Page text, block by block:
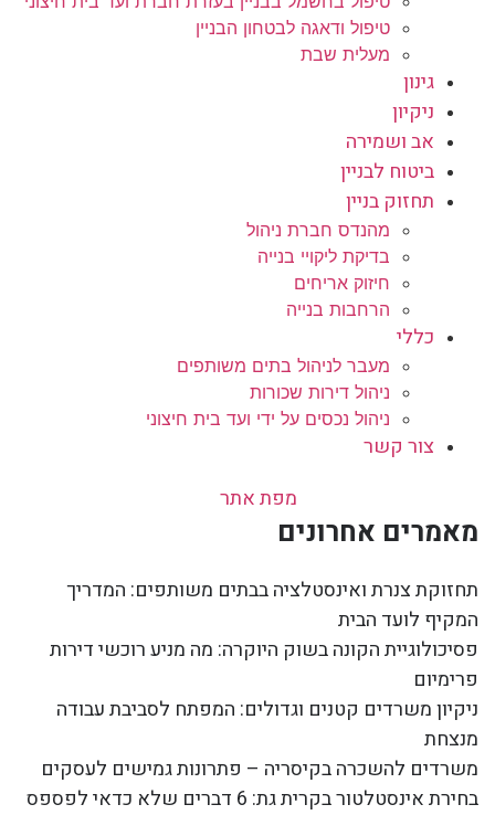
טיפול ודאגה לבטחון הבניין
מעלית שבת
גינון
ניקיון
אב ושמירה
ביטוח לבניין
תחזוק בניין
מהנדס חברת ניהול
בדיקת ליקויי בנייה
חיזוק אריחים
הרחבות בנייה
כללי
מעבר לניהול בתים משותפים
ניהול דירות שכורות
ניהול נכסים על ידי ועד בית חיצוני
צור קשר
מפת אתר
מאמרים אחרונים
תחזוקת צנרת ואינסטלציה בבתים משותפים: המדריך
המקיף לועד הבית
פסיכולוגיית הקונה בשוק היוקרה: מה מניע רוכשי דירות
פרימיום
ניקיון משרדים קטנים וגדולים: המפתח לסביבת עבודה
מנצחת
משרדים להשכרה בקיסריה – פתרונות גמישים לעסקים
בחירת אינסטלטור בקרית גת: 6 דברים שלא כדאי לפספס